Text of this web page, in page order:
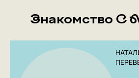
вдохновляющая история
предпринимателя. Никаких
терминов и скучных теорий!
… поэтому книга станет
самостоятельным чтением;
«Но зачем первокласснику
Знакомство С